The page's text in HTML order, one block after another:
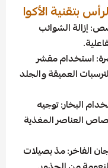
بتقنية الأكوا
إزالة الشوائب
استخدام مقشر
العميقة والجلد
البخار: توجيه
العناصر المغذية
الفاخر: مدّ بصيلات